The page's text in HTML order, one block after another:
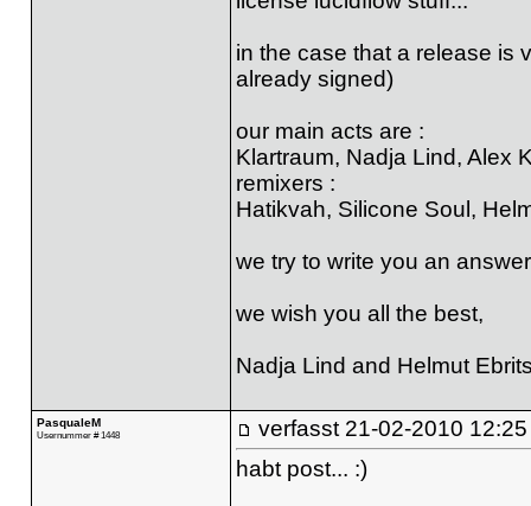
in the case that a release is
already signed)
our main acts are :
Klartraum, Nadja Lind, Alex
remixers :
Hatikvah, Silicone Soul,
we try to write you an
we wish you all the best,
Nadja Lind and Helmut
PasqualeM
Usernummer # 1448 verfasst 21-02-2010 12:25
habt post... :)